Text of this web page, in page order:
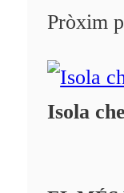
Fes-
Pròxim
Isola